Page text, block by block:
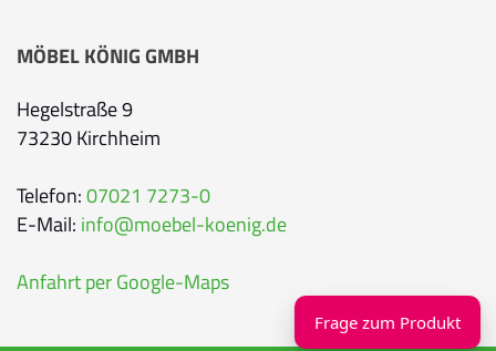
MÖBEL KÖNIG GMBH
Hegelstraße 9
73230 Kirchheim
Telefon:07021 7273-0
E-Mail: info@moebel-koenig.de
Anfahrt per Google-Maps
Frage zum Produkt
Datum
Sie können ein Datum ab übermorgen
Uhrzeit